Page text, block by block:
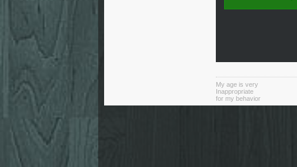
My age is very
Inappropriate
for my behavior